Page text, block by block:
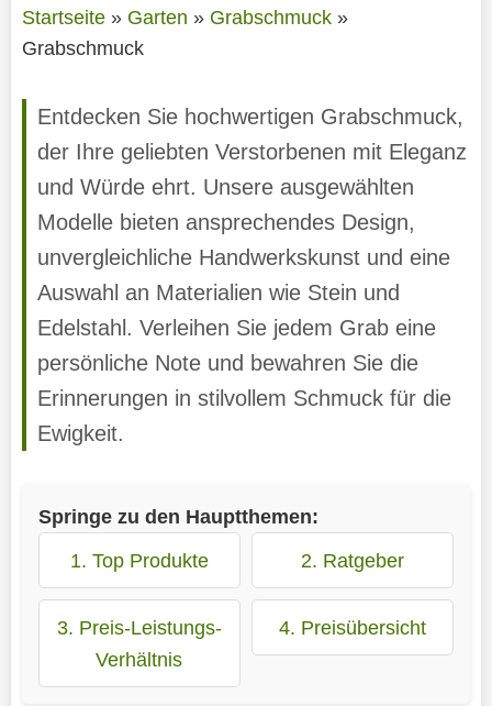
Startseite» Garten » Grabschmuck»
Grabschmuck
Entdecken Sie hochwertigen Grabschmuck,
der Ihre geliebten Verstorbenen mit Eleganz
und Würde ehrt. Unsere ausgewählten
Modelle bieten ansprechendes Design,
unvergleichliche Handwerkskunst und eine
Auswahl an Materialien wie Stein und
Edelstahl. Verleihen Sie jedem Grab eine
persönliche Note und bewahren Sie die
Erinnerungen in stilvollem Schmuck für die
Ewigkeit.
Springe zu den Hauptthemen:
1. Top Produkte
2. Ratgeber
3. Preis-Leistungs-
Verhältnis
4. Preisübersicht